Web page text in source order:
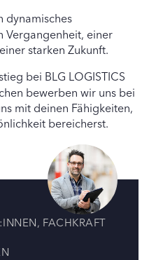
dynamisches
Vergangenheit, einer
starken Zukunft.
bei BLG LOGISTICS
bewerben wir uns bei
mit deinen Fähigkeiten,
bereicherst.
FACHKRAFT